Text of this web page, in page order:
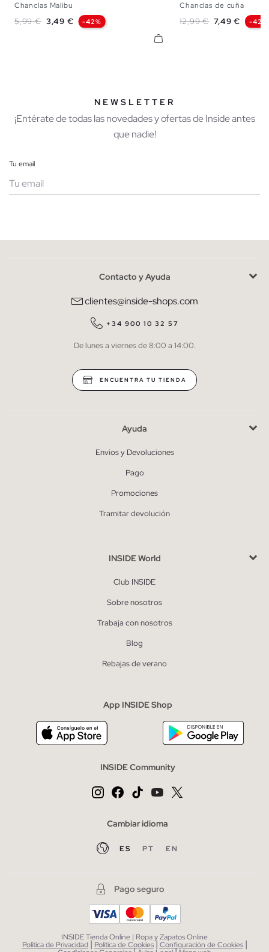
Chanclas Malibu
Precio base
5,99 € Precio
3,49 € -42%
Chanclas de cuña
Precio base
12,99 € Precio
7,49 € -42%
NEWSLETTER
¡Entérate de todas las novedades y ofertas de Inside antes
que nadie!
Tu email
He leído y entiendo lapolítica de privacidad
QUIERO SUSCRIBIRME
* Puedes cancelar la suscripción en cualquier momento.
Contacto y Ayuda
clientes@inside-shops.com
+34 900 10 32 57
De lunes a viernes de 8:00 a 14:00.
ENCUENTRA TU TIENDA
Ayuda
Envíos y Devoluciones
Pago
Promociones
Tramitar devolución
INSIDE World
Club INSIDE
Sobre nosotros
Trabaja con nosotros
Blog
Rebajas de verano
App INSIDE Shop
INSIDE Community
Cambiar idioma
ES PT EN
Pago seguro
INSIDE Tienda Online | Ropa y Zapatos Online
Política de Privacidad | Política de Cookies| Configuración de Cookies |